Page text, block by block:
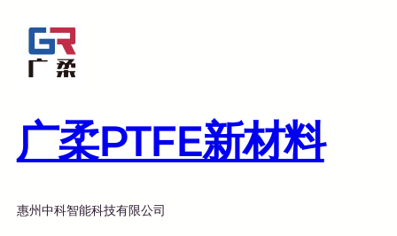
广柔PTFE新材料
惠州中科智能科技有限公司